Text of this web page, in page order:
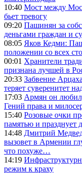
10:40 Мост между
бьет тревогу
09:20 Пашинян за
деньгами граждан и
08:05 Яков Кедми:
положении со всех
00:01 Хранители
признана лучшей в
20:33 Забвение
теряет суверенитет
17:03 Армян он любил,
Гений права и
15:40 Розовые очки
памятью и празднует
14:48 Дмитрий
вызовет в Армении
что похуже…
14:19
режим к краху